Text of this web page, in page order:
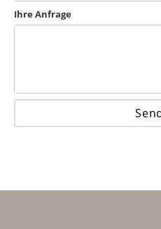
Ihre Anfrage